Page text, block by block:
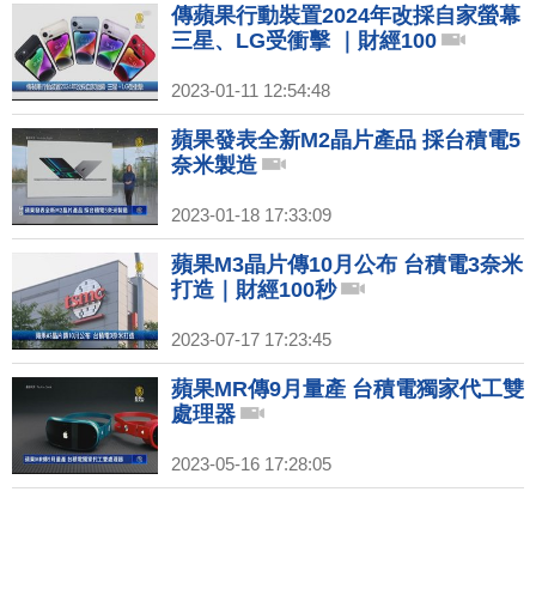
傳蘋果行動裝置2024年改採自家螢幕
三星、LG受衝擊 ｜財經100
2023-01-11 12:54:48
蘋果發表全新M2晶片產品 採台積電5
奈米製造
2023-01-18 17:33:09
蘋果M3晶片傳10月公布 台積電3奈米
打造｜財經100秒
2023-07-17 17:23:45
蘋果MR傳9月量產 台積電獨家代工雙
處理器
2023-05-16 17:28:05